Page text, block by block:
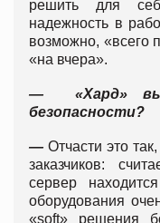
решить для
надежность в
возможно, «всего
«на вчера».
— «Хард»
безопасности?
— Отчасти это
заказчиков:
сервер
оборудования
«soft» решения